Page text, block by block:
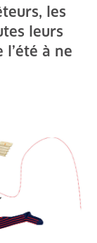
les
leurs
l’été à ne